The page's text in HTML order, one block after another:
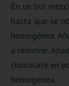
En un bol
hasta que se
homogénea.
a remover.
chocolate en
homogénea.